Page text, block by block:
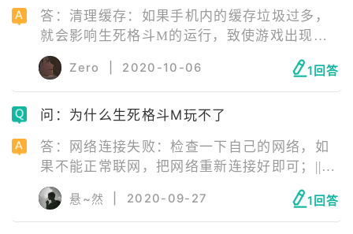
答：清理缓存：如果手机内的缓存垃圾过多，
就会影响生死格斗M的运行，致使游戏出现闪
退的情况。因此，在遇到闪退时，要及时清理
内存；退出后台应用：后台运行的应用过多，
就会导致无法加载游戏，所以关闭一些在后台
运行的应用。
Zero 2020-10-06 1回答
问：为什么生死格斗M玩不了
答：网络连接失败：检查一下自己的网络，如
果不能正常联网，把网络重新连接好即可；||服
务器正在维护：等待服务器维修结束即可；||安
装包错误：安装包错误需要玩家卸载游戏后，
去官网下载最新版游戏安装包重新安装游戏；||
悬~然 2020-09-27 1回答